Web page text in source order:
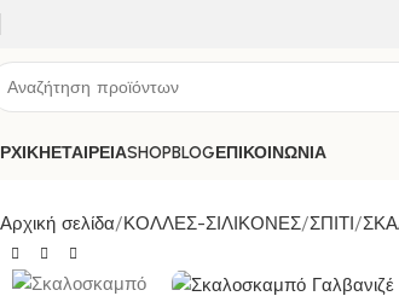
ΕΤΑΙΡΕΙΑSHOPBLOGΕΠΙΚΟΙΝΩΝΙΑ
Αρχική σελίδα ΚΟΛΛΕΣ-ΣΙΛΙΚΟΝΕΣ ΣΠΙΤΙ